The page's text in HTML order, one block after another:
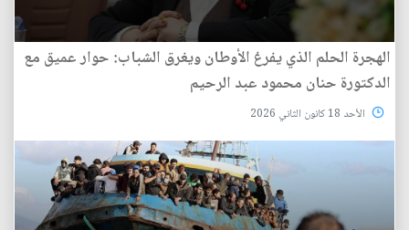
الهجرة الحلم الذي يفرغ الأوطان ويغرق الشباب: حوار عميق مع
الدكتورة حنان محمود عبد الرحيم
الأحد 18 كانون الثاني 2026